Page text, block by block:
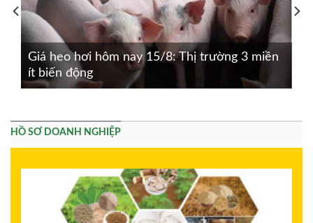
Giá heo hơi hôm nay 15/8: Thị trường 3 miền
ít biến động
HỒ SƠ DOANH NGHIỆP